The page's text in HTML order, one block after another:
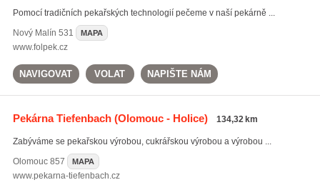
Všechny související štítky
Pomocí tradičních pekařských technologií pečeme v naší pekárně ...
Nový Malín 531 MAPA
www.folpek.cz
NAVIGOVAT VOLAT NAPIŠTE NÁM
Pekárna Tiefenbach(Olomouc - Holice) 134,32 km
Zabýváme se pekařskou výrobou, cukrářskou výrobou a výrobou ...
Olomouc857 MAPA
www.pekarna-tiefenbach.cz